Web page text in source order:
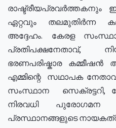
രാഷ്ട്രീയപ്രവർത്തകനും
ഏറ്റവും തലമുതിർന്ന
അദ്ദേഹം. കേരള
പ്രതിപക്ഷനേതാവ്,
ഭരണപരിഷ്കാര
എമ്മിന്റെ സഥാപക
സംസ്ഥാന സെക്രട്ടറി,
നിരവധി
പ്രസ്ഥാനങ്ങളുടെ